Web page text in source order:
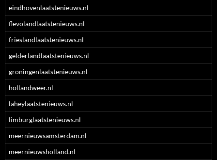
eindhovenlaatstenieuws.nl
flevolandlaatstenieuws.nl
frieslandlaatstenieuws.nl
gelderlandlaatstenieuws.nl
groningenlaatstenieuws.nl
hollandweer.nl
laheylaatstenieuws.nl
limburglaatstenieuws.nl
meernieuwsamsterdam.nl
meernieuwsholland.nl